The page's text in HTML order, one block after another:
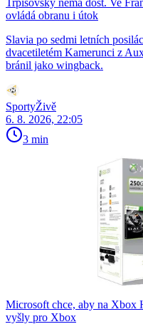
Trpišovský nemá dost. Ve
ovládá obranu i útok
Slavia po sedmi letních
dvacetiletém Kamerunci z
bránil jako wingback.
SportyŽivě
6. 8. 2026, 22:05
3 min
Microsoft chce, aby na Xbox
vyšly pro Xbox